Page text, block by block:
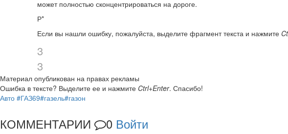
может полностью сконцентрироваться на дороге.
Р*
Если вы нашли ошибку, пожалуйста, выделите фрагмент текста и нажмите
3
3
Материал опубликован на правах рекламы
Ошибка в тексте? Выделите ее и нажмите Ctrl+Enter. Спасибо!
Авто #ГАЗ69#газель#газон
КОММЕНТАРИИ 0 Войти